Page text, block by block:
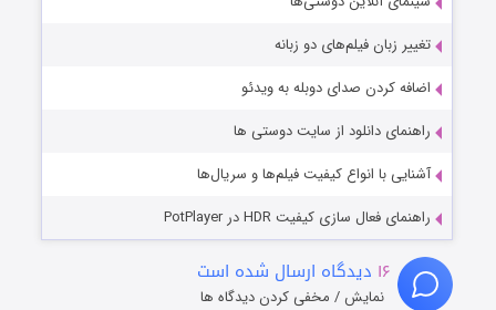
تغییر زبان فیلم‌های دو زبانه
اضافه کردن صدای دوبله به ویدئو
راهنمای دانلود از سایت دوستی ها
آشنایی با انواع کیفیت فیلم‌ها و سریال‌ها
راهنمای فعال سازی کیفیت HDR در PotPlayer
۱۶ دیدگاه ارسال شده است
نمایش / مخفی کردن دیدگاه ها